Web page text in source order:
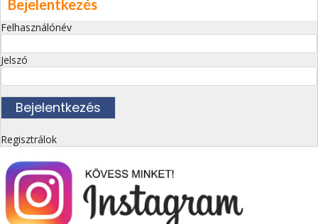
Bejelentkezés
Felhasználónév
Jelszó
Regisztrálok